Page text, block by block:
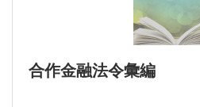
合作金融法令彙編